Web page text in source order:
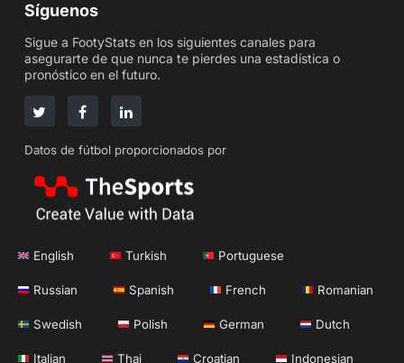
Síguenos
Sigue a FootyStats en los siguientes canales para
asegurarte de que nunca te pierdes una estadística o
pronóstico en el futuro.
Datos de fútbol proporcionados por
English Turkish Portuguese
Russian Spanish French Romanian
Swedish Polish German Dutch
Italian Thai Croatian Indonesian